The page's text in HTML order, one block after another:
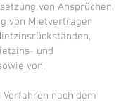
von Ansprüchen
von Mietverträgen
und
von
nach dem